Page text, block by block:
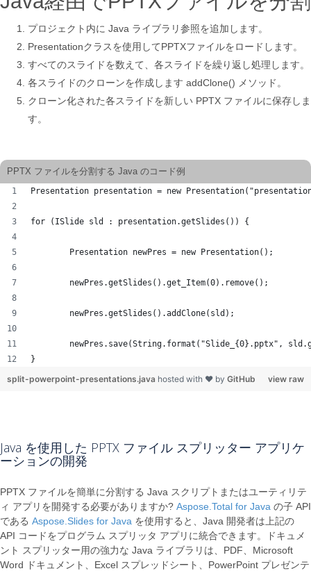
プロジェクト内に Java ライブラリ参照を追加します。
Presentationクラスを使用してPPTXファイルをロードします。
すべてのスライドを数えて、各スライドを繰り返し処理します。
各スライドのクローンを作成します addClone() メソッド。
クローン化された各スライドを新しい PPTX ファイルに保存しま
す。
PPTX ファイルを分割する Java のコード例
Presentation presentation = new
for (ISlide sld : presentation.getSlides()) {
	Presentation newPres = new Presentation();
	newPres.getSlides().addClone(sld);
newPres.save(String.format("Slide_{0}.pptx",
}
view raw
split-powerpoint-presentations.java hosted with ❤ by GitHub
Java を使用した PPTX ファイル スプリッター アプリケ
ーションの開発
PPTX ファイルを簡単に分割する Java スクリプトまたはユーティリテ
ィ アプリを開発する必要がありますか? Aspose.Total for Java の子 API
である Aspose.Slides for Java を使用すると、Java 開発者は上記の
API コードをプログラム スプリッタ アプリに統合できます。ドキュメ
ント スプリッター用の強力な Java ライブラリは、PDF、Microsoft
Word ドキュメント、Excel スプレッドシート、PowerPoint プレゼンテ